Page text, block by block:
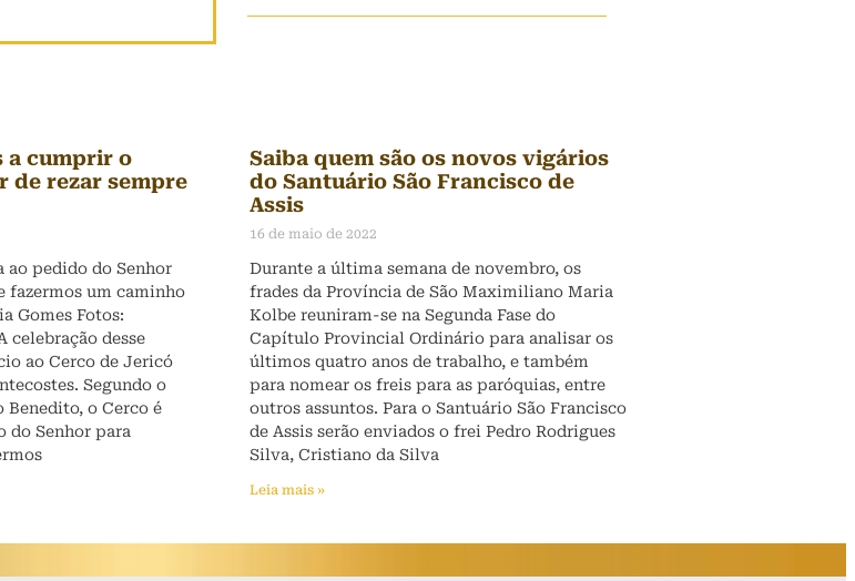
a cumprir o
de rezar sempre
ao pedido do Senhor
fazermos um caminho
Gomes Fotos:
celebração desse
ao Cerco de Jericó
Segundo o
Benedito, o Cerco é
do Senhor para
Saiba quem são os novos vigários
do Santuário São Francisco de
Assis
16 de maio de 2022
Durante a última semana de novembro, os
frades da Província de São Maximiliano Maria
Kolbe reuniram-se na Segunda Fase do
Capítulo Provincial Ordinário para analisar os
últimos quatro anos de trabalho, e também
para nomear os freis para as paróquias, entre
outros assuntos. Para o Santuário São Francisco
de Assis serão enviados o frei Pedro Rodrigues
Silva, Cristiano da Silva
Leia mais »